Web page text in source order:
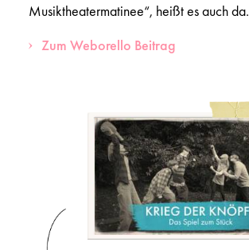
Musiktheatermatinee“, heißt es auch da.
Zum Weborello Beitrag